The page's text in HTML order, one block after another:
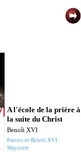
A l'école de la prière à
la suite du Christ
Benoît XVI
Paroles de Benoît XVI -
Magistère